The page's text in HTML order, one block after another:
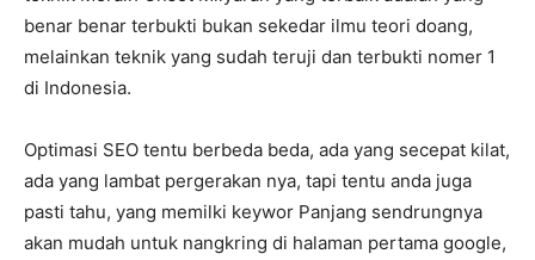
benar benar terbukti bukan sekedar ilmu teori doang,
melainkan teknik yang sudah teruji dan terbukti nomer 1
di Indonesia.
Optimasi SEO tentu berbeda beda, ada yang secepat kilat,
ada yang lambat pergerakan nya, tapi tentu anda juga
pasti tahu, yang memilki keywor Panjang sendrungnya
akan mudah untuk nangkring di halaman pertama google,